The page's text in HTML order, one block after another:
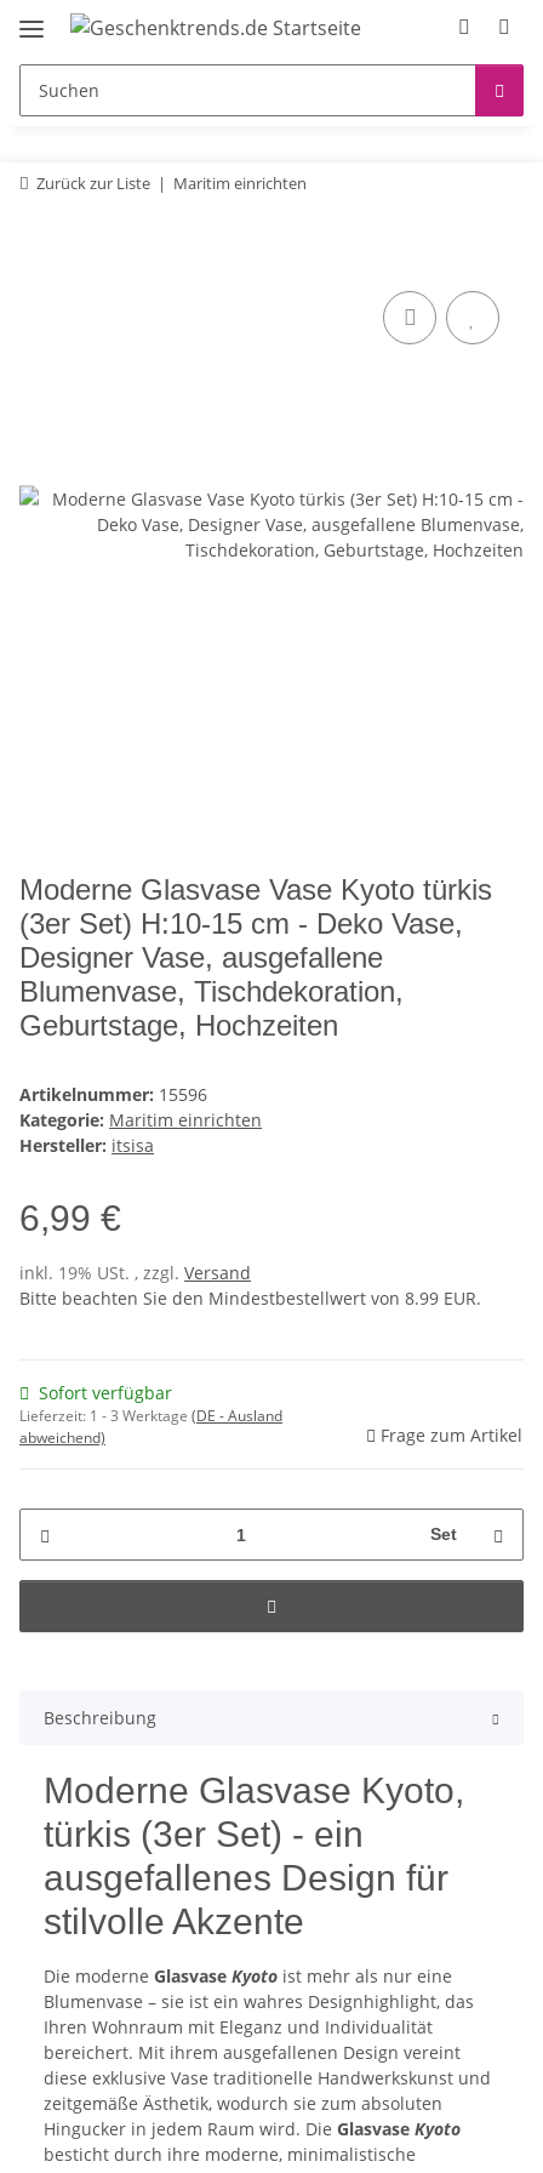
Zurück zur Liste Maritim einrichten
Moderne Glasvase Vase Kyoto türkis
(3er Set) H:10-15 cm - Deko Vase,
Designer Vase, ausgefallene
Blumenvase, Tischdekoration,
Geburtstage, Hochzeiten
Artikelnummer: 15596
Kategorie: Maritim einrichten
Hersteller: itsisa
6,99 €
inkl. 19% USt. , zzgl. Versand
Bitte beachten Sie den Mindestbestellwert von 8.99 EUR.
Sofort verfügbar
Lieferzeit: 1 - 3 Werktage (DE - Ausland
abweichend)
Frage zum Artikel
Set
Beschreibung
Moderne Glasvase Kyoto,
türkis (3er Set) - ein
ausgefallenes Design für
stilvolle Akzente
Die moderne Glasvase Kyoto ist mehr als nur eine
Blumenvase – sie ist ein wahres Designhighlight, das
Ihren Wohnraum mit Eleganz und Individualität
bereichert. Mit ihrem ausgefallenen Design vereint
diese exklusive Vase traditionelle Handwerkskunst und
zeitgemäße Ästhetik, wodurch sie zum absoluten
Hingucker in jedem Raum wird. Die Glasvase Kyoto
besticht durch ihre moderne, minimalistische